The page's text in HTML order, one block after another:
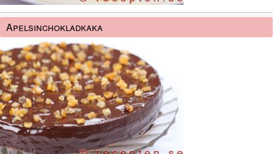
Apelsinchokladkaka